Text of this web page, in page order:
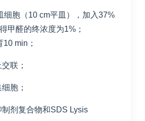
细胞（10 cm平皿），加入37%
甲醛的终浓度为1%；
10 min；
联；
胞；
剂复合物和SDS Lysis